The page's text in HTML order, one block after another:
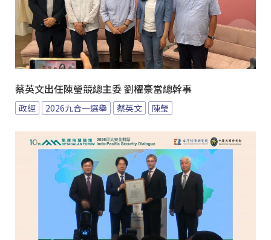
蔡英文出任陳瑩競總主委 劉櫂豪當總幹事
政經 2026九合一選舉 蔡英文 陳瑩